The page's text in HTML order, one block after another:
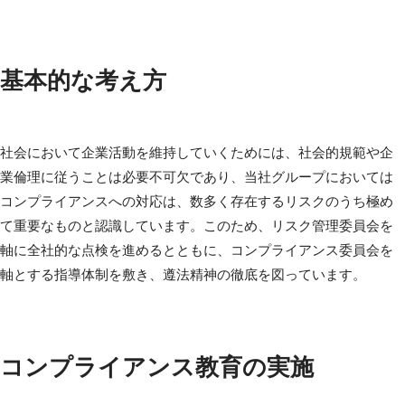
基本的な考え方
社会において企業活動を維持していくためには、社会的規範や企
業倫理に従うことは必要不可欠であり、当社グループにおいては
コンプライアンスへの対応は、数多く存在するリスクのうち極め
て重要なものと認識しています。このため、リスク管理委員会を
軸に全社的な点検を進めるとともに、コンプライアンス委員会を
軸とする指導体制を敷き、遵法精神の徹底を図っています。
コンプライアンス教育の実施